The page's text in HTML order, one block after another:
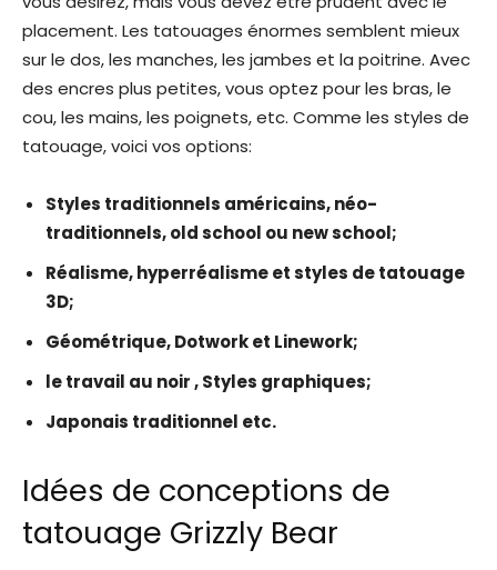
placement. Les tatouages ​​énormes semblent mieux
sur le dos, les manches, les jambes et la poitrine. Avec
des encres plus petites, vous optez pour les bras, le
cou, les mains, les poignets, etc. Comme les styles de
tatouage, voici vos options:
Styles traditionnels américains, néo-
traditionnels, old school ou new school;
Réalisme, hyperréalisme et styles de tatouage
3D;
Géométrique, Dotwork et Linework;
le travail au noir, Styles graphiques;
Japonais traditionnel etc.
Idées de conceptions de
tatouage Grizzly Bear